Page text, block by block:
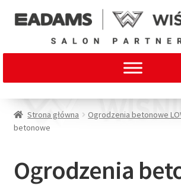
Strona główna Ogrodzenia betonowe
betonowe
Ogrodzenia